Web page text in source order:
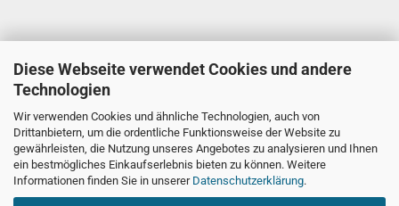
Diese Webseite verwendet Cookies und andere
Technologien
Wir verwenden Cookies und ähnliche Technologien, auch von
Drittanbietern, um die ordentliche Funktionsweise der Website zu
gewährleisten, die Nutzung unseres Angebotes zu analysieren und Ihnen
ein bestmögliches Einkaufserlebnis bieten zu können. Weitere
Informationen finden Sie in unserer Datenschutzerklärung.